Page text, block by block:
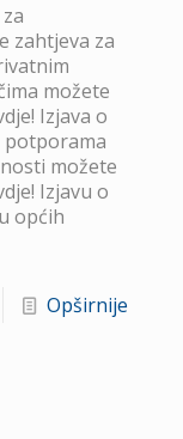
zahtjeva za
možete
Izjava o
možete
Izjavu o
općih
Opširnije